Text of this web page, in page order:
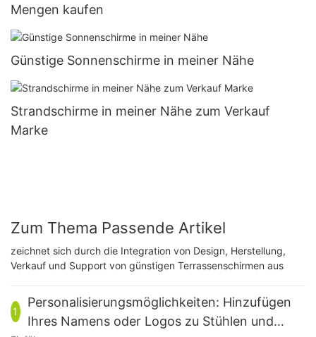
Mengen kaufen
Günstige Sonnenschirme in meiner Nähe
Strandschirme in meiner Nähe zum Verkauf
Marke
Zum Thema Passende Artikel
zeichnet sich durch die Integration von Design, Herstellung,
Verkauf und Support von günstigen Terrassenschirmen aus
1
​Personalisierungsmöglichkeiten: Hinzufügen
Ihres Namens oder Logos zu Stühlen und